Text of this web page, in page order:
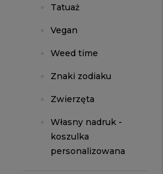
Tatuaż
Vegan
Weed time
Znaki zodiaku
Zwierzęta
Własny nadruk -
koszulka
personalizowana